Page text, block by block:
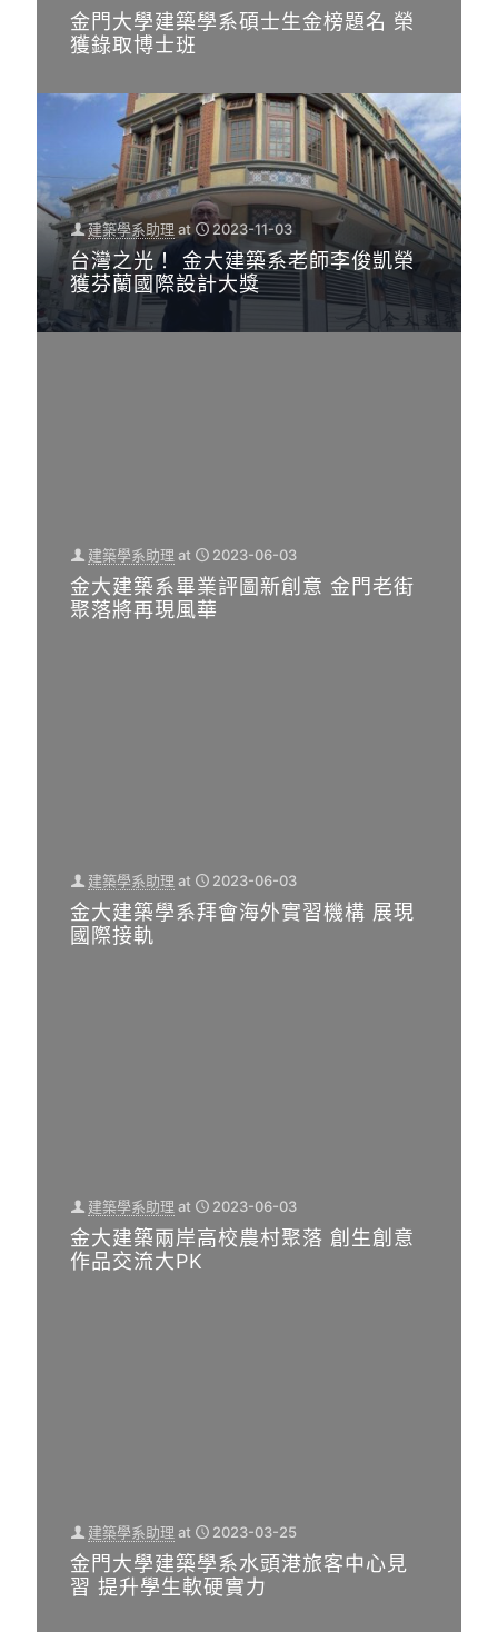
金門大學建築學系碩士生金榜題名 榮
獲錄取博士班
建築學系助理 at 2023-11-03
台灣之光！ 金大建築系老師李俊凱榮
獲芬蘭國際設計大獎
建築學系助理 at 2023-06-03
金大建築系畢業評圖新創意 金門老街
聚落將再現風華
建築學系助理 at 2023-06-03
金大建築學系拜會海外實習機構 展現
國際接軌
建築學系助理 at 2023-06-03
金大建築兩岸高校農村聚落 創生創意
作品交流大PK
建築學系助理 at 2023-03-25
金門大學建築學系水頭港旅客中心見
習 提升學生軟硬實力